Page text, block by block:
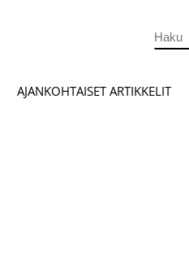
AJANKOHTAISET ARTIKKELIT